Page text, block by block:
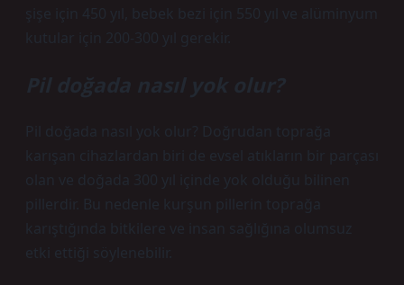
şişe için 450 yıl, bebek bezi için 550 yıl ve alüminyum
kutular için 200-300 yıl gerekir.
Pil doğada nasıl yok olur?
Pil doğada nasıl yok olur? Doğrudan toprağa
karışan cihazlardan biri de evsel atıkların bir parçası
olan ve doğada 300 yıl içinde yok olduğu bilinen
pillerdir. Bu nedenle kurşun pillerin toprağa
karıştığında bitkilere ve insan sağlığına olumsuz
etki ettiği söylenebilir.